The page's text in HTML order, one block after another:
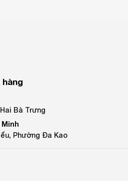
Bà Trưng
Minh
Phường Đa Kao